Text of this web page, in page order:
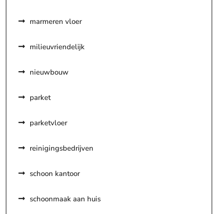
marmeren vloer
milieuvriendelijk
nieuwbouw
parket
parketvloer
reinigingsbedrijven
schoon kantoor
schoonmaak aan huis